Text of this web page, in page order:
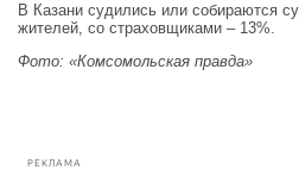
В Казани судились или собираются
жителей, со страховщиками – 13%.
Фото: «Комсомольская правда»
РЕКЛАМА